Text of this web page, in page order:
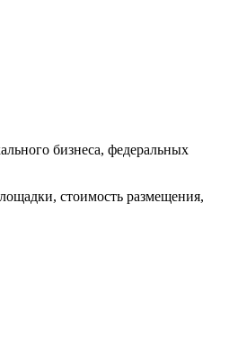
бизнеса, федеральных
стоимость размещения,